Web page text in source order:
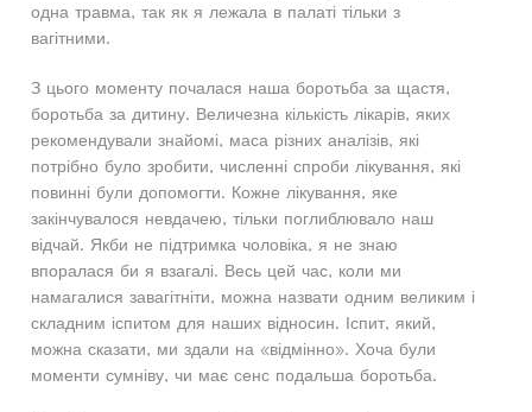
одна травма, так як я лежала в палаті тільки з
вагітними.
З цього моменту почалася наша боротьба за щастя,
боротьба за дитину. Величезна кількість лікарів, яких
рекомендували знайомі, маса різних аналізів, які
потрібно було зробити, численні спроби лікування, які
повинні були допомогти. Кожне лікування, яке
закінчувалося невдачею, тільки поглиблювало наш
відчай. Якби не підтримка чоловіка, я не знаю
впоралася би я взагалі. Весь цей час, коли ми
намагалися завагітніти, можна назвати одним великим і
складним іспитом для наших відносин. Іспит, який,
можна сказати, ми здали на «відмінно». Хоча були
моменти сумніву, чи має сенс подальша боротьба.